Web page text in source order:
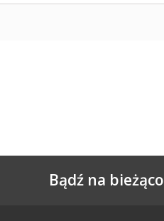
Bądź na bieżąco